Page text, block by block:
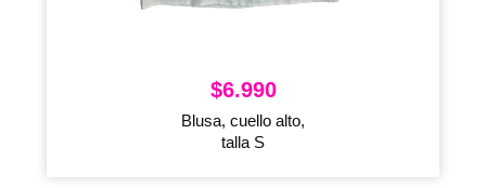
$6.990
Blusa, cuello alto,
talla S